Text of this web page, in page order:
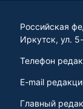
Российская
Иркутск, ул.
Телефон
E-mail
Главный